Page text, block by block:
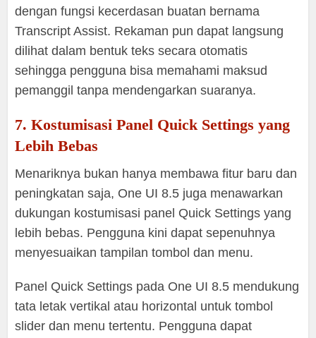
dengan fungsi kecerdasan buatan bernama
Transcript Assist. Rekaman pun dapat langsung
dilihat dalam bentuk teks secara otomatis
sehingga pengguna bisa memahami maksud
pemanggil tanpa mendengarkan suaranya.
7. Kostumisasi Panel Quick Settings yang
Lebih Bebas
Menariknya bukan hanya membawa fitur baru dan
peningkatan saja, One UI 8.5 juga menawarkan
dukungan kostumisasi panel Quick Settings yang
lebih bebas. Pengguna kini dapat sepenuhnya
menyesuaikan tampilan tombol dan menu.
Panel Quick Settings pada One UI 8.5 mendukung
tata letak vertikal atau horizontal untuk tombol
slider dan menu tertentu. Pengguna dapat